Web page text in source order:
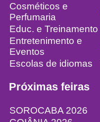
Cosméticos e
Perfumaria
Educ. e Treinamento
Entretenimento e
Eventos
Escolas de idiomas
Próximas feiras
SOROCABA 2026